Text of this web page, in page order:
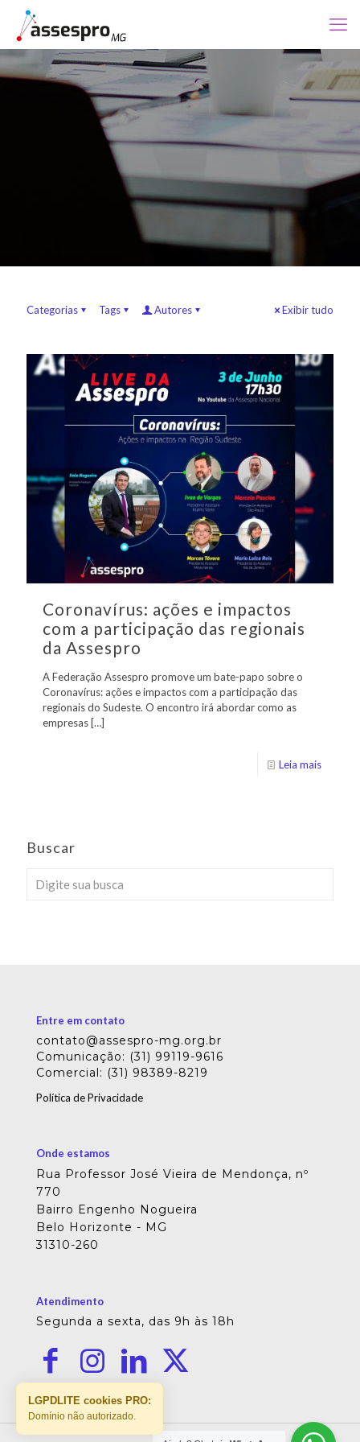
Categorias Tags Autores Exibir tudo
Coronavírus: ações e impactos
com a participação das regionais
da Assespro
A Federação Assespro promove um bate-papo sobre o
Coronavírus: ações e impactos com a participação das
regionais do Sudeste. O encontro irá abordar como as
empresas […]
Leia mais
Buscar
Entre em contato
contato@assespro-mg.org.br
Comunicação: (31) 99119-9616
Comercial: (31) 98389-8219
Política de Privacidade
Onde estamos
Rua Professor José Vieira de Mendonça, nº
770
Bairro Engenho Nogueira
Belo Horizonte - MG
31310-260
Atendimento
Segunda a sexta, das 9h às 18h
LGPDLITE cookies PRO:
Domínio não autorizado.